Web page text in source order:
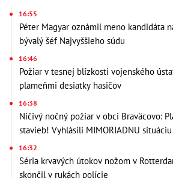
16:55
Péter Magyar oznámil meno kandidáta
bývalý šéf Najvyššieho súdu
16:46
Požiar v tesnej blízkosti vojenského
plameňmi desiatky hasičov
16:38
Ničivý nočný požiar v obci Braväcovo:
stavieb! Vyhlásili MIMORIADNU situáciu
16:32
Séria krvavých útokov nožom v
skončil v rukách polície